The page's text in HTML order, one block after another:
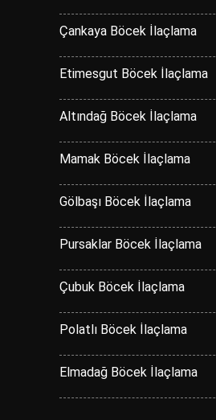
Çankaya Böcek İlaçlama
Etimesgut Böcek İlaçlama
Altındağ Böcek İlaçlama
Mamak Böcek İlaçlama
Gölbaşı Böcek İlaçlama
Pursaklar Böcek İlaçlama
Çubuk Böcek İlaçlama
Polatlı Böcek İlaçlama
Elmadağ Böcek İlaçlama